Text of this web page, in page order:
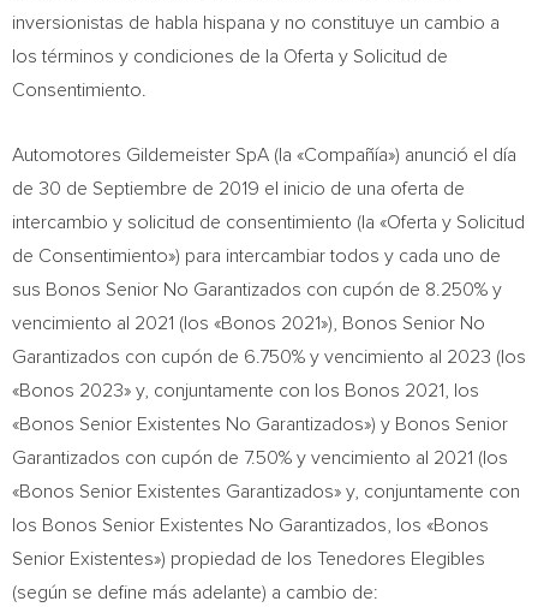
inversionistas de habla hispana y no constituye un cambio a
los términos y condiciones de la Oferta y Solicitud de
Consentimiento.
Automotores Gildemeister SpA (la «Compañía») anunció el día
de 30 de Septiembre de 2019 el inicio de una oferta de
intercambio y solicitud de consentimiento (la «Oferta y Solicitud
de Consentimiento») para intercambiar todos y cada uno de
sus Bonos Senior No Garantizados con cupón de 8.250% y
vencimiento al 2021 (los «Bonos 2021»), Bonos Senior No
Garantizados con cupón de 6.750% y vencimiento al 2023 (los
«Bonos 2023» y, conjuntamente con los Bonos 2021, los
«Bonos Senior Existentes No Garantizados») y Bonos Senior
Garantizados con cupón de 7.50% y vencimiento al 2021 (los
«Bonos Senior Existentes Garantizados» y, conjuntamente con
los Bonos Senior Existentes No Garantizados, los «Bonos
Senior Existentes») propiedad de los Tenedores Elegibles
(según se define más adelante) a cambio de: